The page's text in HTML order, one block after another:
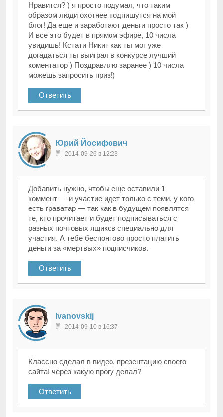
Нравится? ) я просто подумал, что таким
образом люди охотнее подпишутся на мой
блог! Да еще и заработают деньги просто так )
И все это будет в прямом эфире, 10 числа
увидишь! Кстати Никит как ты мог уже
догадаться ты выиграл в конкурсе лучший
коментатор ) Поздравляю заранее ) 10 числа
можешь запросить приз!)
Ответить
Юрий Йосифович
2014-09-26 в 12:23
Добавить нужно, чтобы еще оставили 1
коммент — и участие идет только с теми, у кого
есть граватар — так как в будущем появлятся
те, кто прочитает и будет подписываться с
разных почтовых ящиков специально для
участия. А тебе беспонтово просто платить
деньги за «мертвых» подписчиков.
Ответить
Ivanovskij
2014-09-10 в 16:37
Классно сделал в видео, презентацию своего
сайта! через какую прогу делал?
Ответить